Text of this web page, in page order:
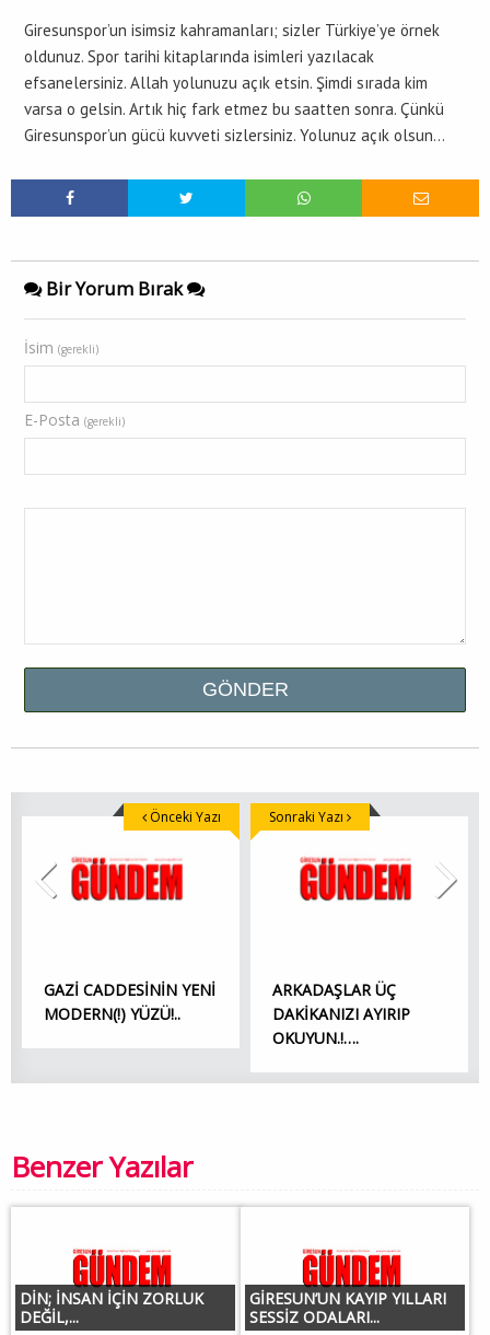
Giresunspor’un isimsiz kahramanları; sizler Türkiye’ye örnek
oldunuz. Spor tarihi kitaplarında isimleri yazılacak
efsanelersiniz. Allah yolunuzu açık etsin. Şimdi sırada kim
varsa o gelsin. Artık hiç fark etmez bu saatten sonra. Çünkü
Giresunspor’un gücü kuvveti sizlersiniz. Yolunuz açık olsun…
Bir Yorum Bırak
İsim (gerekli)
E-Posta (gerekli)
GAZİ CADDESİNİN YENİ
MODERN(!) YÜZÜ!..
Önceki Yazı
ARKADAŞLAR ÜÇ
DAKİKANIZI AYIRIP
OKUYUN.!….
Sonraki Yazı
Benzer Yazılar
DİN; İNSAN İÇİN ZORLUK
DEĞİL,...
GİRESUN’UN KAYIP YILLARI
SESSİZ ODALARI...